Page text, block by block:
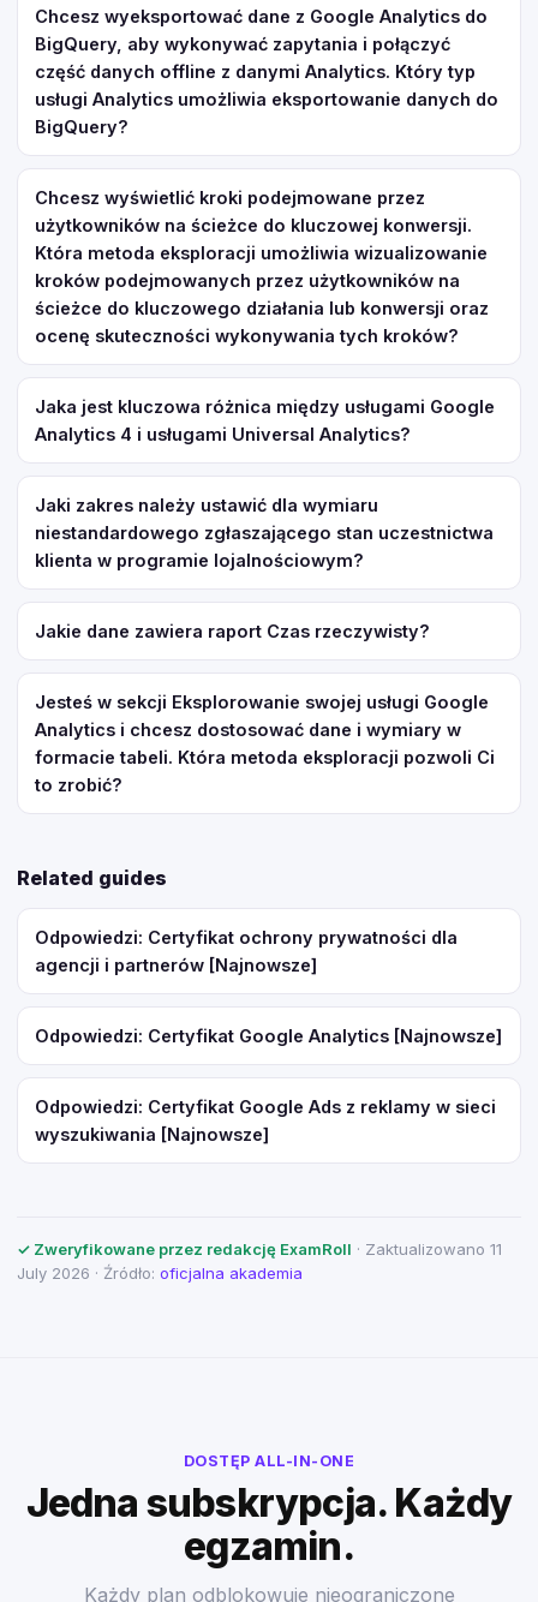
Chcesz wyeksportować dane z Google Analytics do
BigQuery, aby wykonywać zapytania i połączyć
część danych offline z danymi Analytics. Który typ
usługi Analytics umożliwia eksportowanie danych do
BigQuery?
Chcesz wyświetlić kroki podejmowane przez
użytkowników na ścieżce do kluczowej konwersji.
Która metoda eksploracji umożliwia wizualizowanie
kroków podejmowanych przez użytkowników na
ścieżce do kluczowego działania lub konwersji oraz
ocenę skuteczności wykonywania tych kroków?
Jaka jest kluczowa różnica między usługami Google
Analytics 4 i usługami Universal Analytics?
Jaki zakres należy ustawić dla wymiaru
niestandardowego zgłaszającego stan uczestnictwa
klienta w programie lojalnościowym?
Jakie dane zawiera raport Czas rzeczywisty?
Jesteś w sekcji Eksplorowanie swojej usługi Google
Analytics i chcesz dostosować dane i wymiary w
formacie tabeli. Która metoda eksploracji pozwoli Ci
to zrobić?
Related guides
Odpowiedzi: Certyfikat ochrony prywatności dla
agencji i partnerów [Najnowsze]
Odpowiedzi: Certyfikat Google Analytics [Najnowsze]
Odpowiedzi: Certyfikat Google Ads z reklamy w sieci
wyszukiwania [Najnowsze]
✓ Zweryfikowane przez redakcję ExamRoll · Zaktualizowano 11
July 2026 · Źródło: oficjalna akademia
DOSTĘP ALL-IN-ONE
Jedna subskrypcja. Każdy
egzamin.
Każdy plan odblokowuje nieograniczone